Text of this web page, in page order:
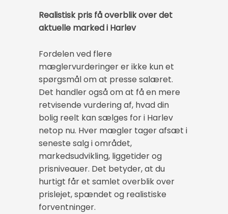
Realistisk pris få overblik over det
aktuelle marked i Harlev
Fordelen ved flere
mæglervurderinger er ikke kun et
spørgsmål om at presse salæret.
Det handler også om at få en mere
retvisende vurdering af, hvad din
bolig reelt kan sælges for i Harlev
netop nu. Hver mægler tager afsæt i
seneste salg i området,
markedsudvikling, liggetider og
prisniveauer. Det betyder, at du
hurtigt får et samlet overblik over
prislejet, spændet og realistiske
forventninger.